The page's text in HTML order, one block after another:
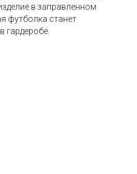
в заправленном
футболка станет